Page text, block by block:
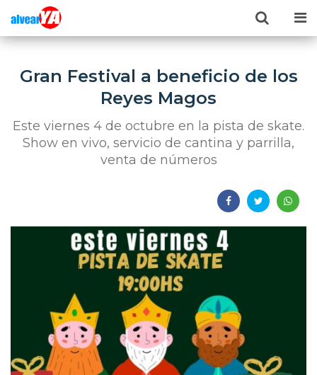
Gran Festival a beneficio de los
Reyes Magos
Este viernes 4 de octubre en la pista de skate.
Show en vivo, servicio de cantina y parrilla,
venta de números